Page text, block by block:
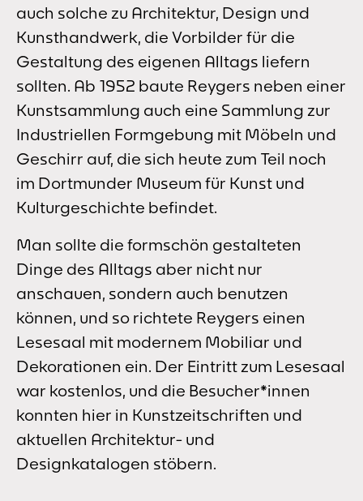
auch solche zu Architektur, Design und
Kunsthandwerk, die Vorbilder für die
Gestaltung des eigenen Alltags liefern
sollten. Ab 1952 baute Reygers neben einer
Kunstsammlung auch eine Sammlung zur
Industriellen Formgebung mit Möbeln und
Geschirr auf, die sich heute zum Teil noch
im Dortmunder Museum für Kunst und
Kulturgeschichte befindet.
Man sollte die formschön gestalteten
Dinge des Alltags aber nicht nur
anschauen, sondern auch benutzen
können, und so richtete Reygers einen
Lesesaal mit modernem Mobiliar und
Dekorationen ein. Der Eintritt zum Lesesaal
war kostenlos, und die Besucher*innen
konnten hier in Kunstzeitschriften und
aktuellen Architektur- und
Designkatalogen stöbern.